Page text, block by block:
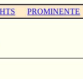
PROMINENTE